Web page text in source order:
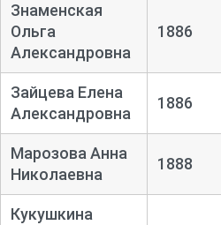
Знаменская
Ольга
Александровна
1886
Зайцева Елена
Александровна
1886
Марозова Анна
Николаевна
1888
Кукушкина